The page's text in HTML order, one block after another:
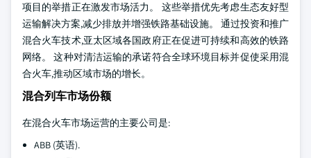
项目的举措正在激发市场活力。 这些举措优先考虑生态友好型
运输解决方案,减少排放并增强铁路基础设施。 通过投资和推广
混合火车技术,亚太区域各国政府正在促进可持续和高效的铁路
网络。 这种对清洁运输的承诺符合全球环境目标并促使采用混
合火车,推动区域市场的增长。
混合列车市场份额
在混合火车市场运营的主要公司是:
ABB (英语).